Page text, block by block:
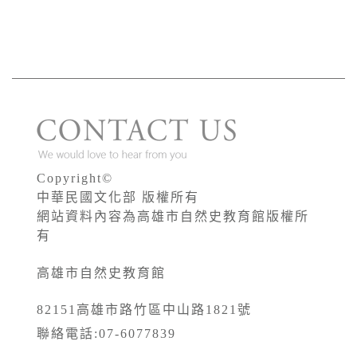
Copyright©
中華民國文化部 版權所有
網站資料內容為高雄市自然史教育館版權所
有
高雄市自然史教育館
82151高雄市路竹區中山路1821號
聯絡電話:07-6077839